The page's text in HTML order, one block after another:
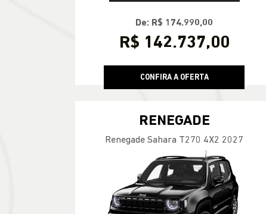
De: R$ 174.990,00
R$ 142.737,00
CONFIRA A OFERTA
RENEGADE
Renegade Sahara T270 4X2 2027